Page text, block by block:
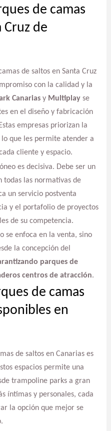
de camas
Cruz de
de saltos en Santa Cruz
con la calidad y la
Canariasy Multiplayse
en el diseño y fabricación
empresas priorizan la
que les permite atender a
cliente y espacio.
es decisiva. Debe ser un
todas las normativas de
un servicio postventa
y el portafolio de proyectos
de su competencia.
se enfoca en la venta, sino
la concepción del
parques de
centros de atracción.
de camas
en
de saltos en Canarias es
espacios permite una
trampoline parks a gran
íntimas y personales, cada
la opción que mejor se